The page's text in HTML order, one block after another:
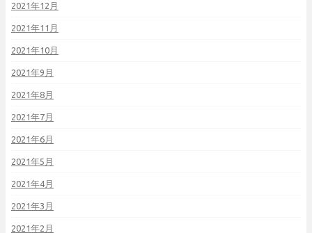
2021年12月
2021年11月
2021年10月
2021年9月
2021年8月
2021年7月
2021年6月
2021年5月
2021年4月
2021年3月
2021年2月